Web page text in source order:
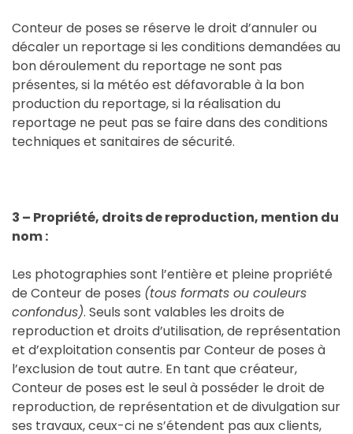
Conteur de poses se réserve le droit d’annuler ou
décaler un reportage si les conditions demandées au
bon déroulement du reportage ne sont pas
présentes, si la météo est défavorable à la bon
production du reportage, si la réalisation du
reportage ne peut pas se faire dans des conditions
techniques et sanitaires de sécurité.
3 – Propriété, droits de reproduction, mention du
nom :
Les photographies sont l’entière et pleine propriété
de Conteur de poses (tous formats ou couleurs
confondus). Seuls sont valables les droits de
reproduction et droits d’utilisation, de représentation
et d’exploitation consentis par Conteur de poses à
l’exclusion de tout autre. En tant que créateur,
Conteur de poses est le seul à posséder le droit de
reproduction, de représentation et de divulgation sur
ses travaux, ceux-ci ne s’étendent pas aux clients,